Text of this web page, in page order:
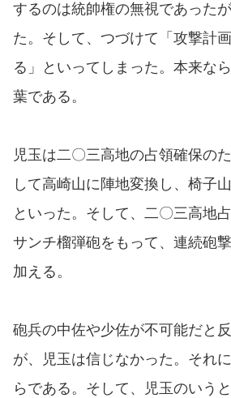
するのは統帥権の無視であった
た。そして、つづけて「攻撃計
る」といってしまった。本来な
葉である。
児玉は二〇三高地の占領確保の
して高崎山に陣地変換し、椅子
といった。そして、二〇三高地
サンチ榴弾砲をもって、連続砲
加える。
砲兵の中佐や少佐が不可能だと
が、児玉は信じなかった。それ
らである。そして、児玉のいう